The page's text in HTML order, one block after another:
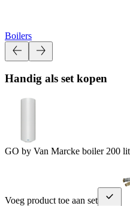
Boilers
Handig als set kopen
GO by Van Marcke boiler 200
Voeg product toe aan set